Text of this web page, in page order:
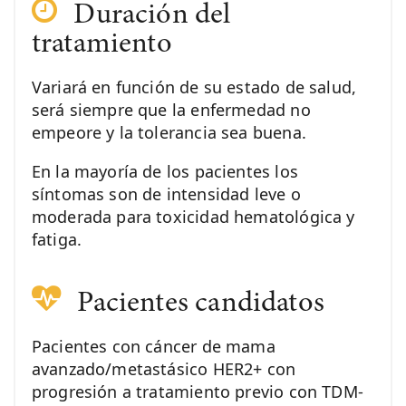
Duración del
tratamiento
Variará en función de su estado de salud,
será siempre que la enfermedad no
empeore y la tolerancia sea buena.
En la mayoría de los pacientes los
síntomas son de intensidad leve o
moderada para toxicidad hematológica y
fatiga.
Pacientes candidatos
Pacientes con cáncer de mama
avanzado/metastásico HER2+ con
progresión a tratamiento previo con TDM-